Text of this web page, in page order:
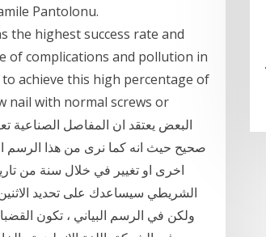
Pantolonu.
the highest success rate and
of complications and pollution in
achieve this high percentage of
nail with normal screws or
اخرى او تغيير في خلال سنة من
الشريطي سيساعدك على تحديد
ولكن في الرسم البياني ، تكون